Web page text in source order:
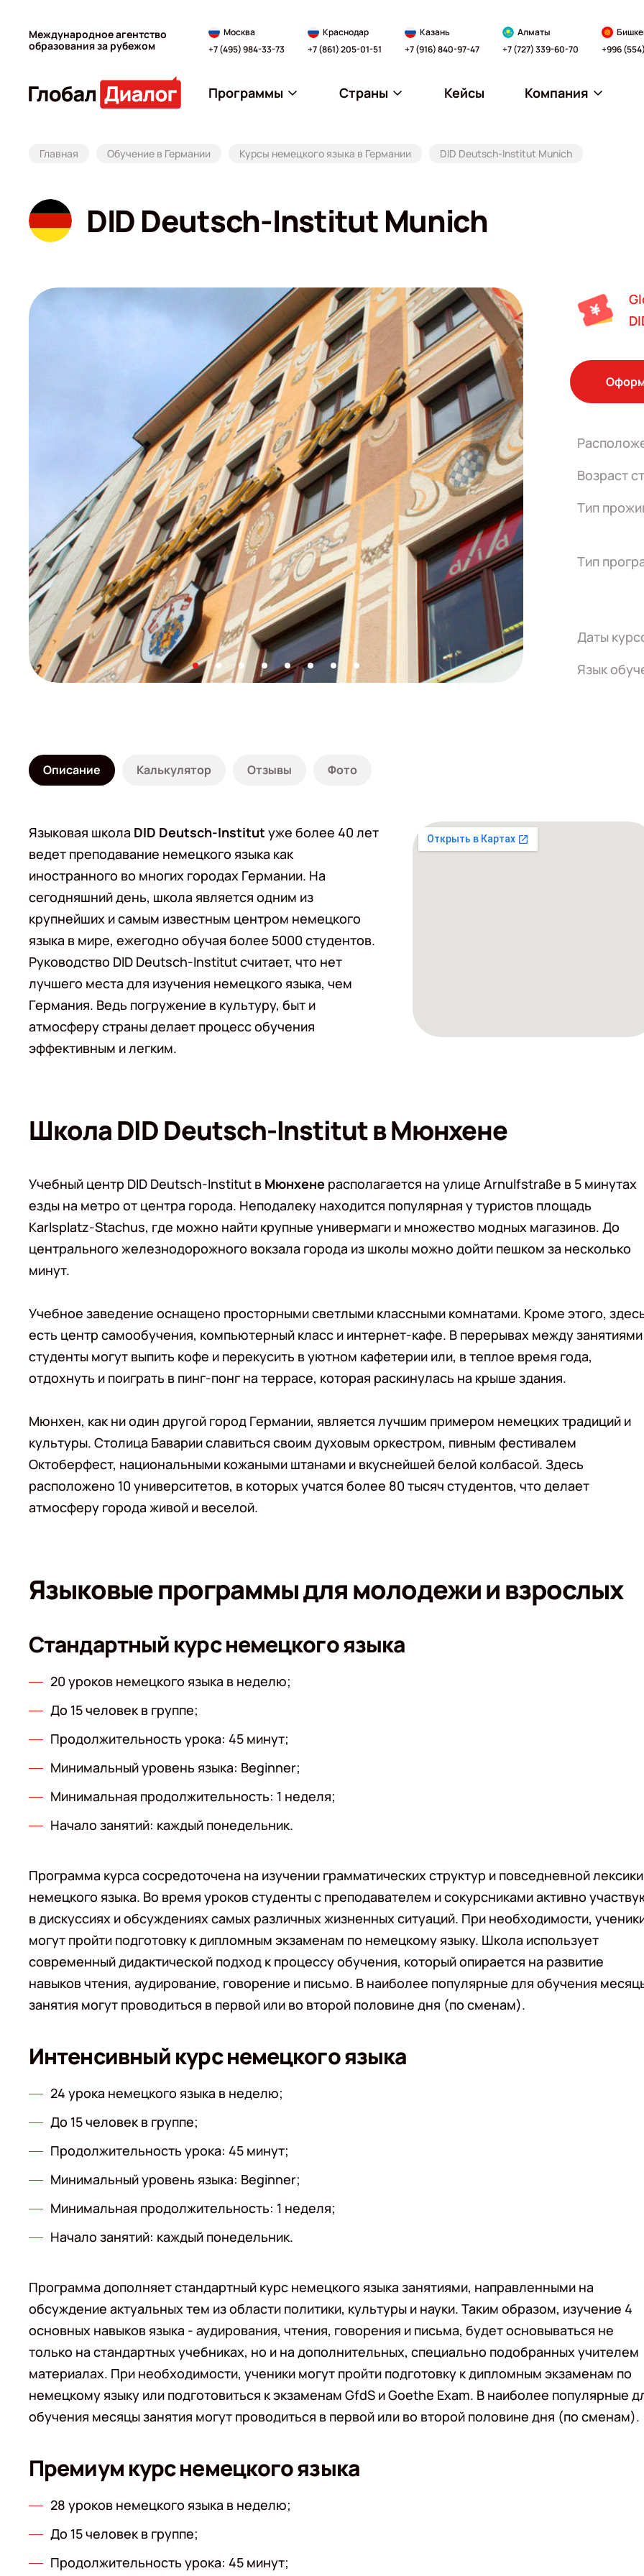
Международное агентство
образования за рубежом
Москва
+7 (495) 984-33-73
Краснодар
+7 (861) 205-01-51
Казань
+7 (916) 840-97-47
Алматы
+7 (727) 339-60-70
+996
Программы Страны Кейсы Компания
Главная Обучение в Германии Курсы немецкого языка в Германии DID Deutsch-Institut Munich
DID Deutsch-Institut Munich
Возраст
Тип
Тип
Даты
Язык
Описание Калькулятор Отзывы Фото
Языковая школа DID Deutsch-Institut уже более 40 лет
ведет преподавание немецкого языка как
иностранного во многих городах Германии. На
сегодняшний день, школа является одним из
крупнейших и самым известным центром немецкого
языка в мире, ежегодно обучая более 5000 студентов.
Руководство DID Deutsch-Institut считает, что нет
лучшего места для изучения немецкого языка, чем
Германия. Ведь погружение в культуру, быт и
атмосферу страны делает процесс обучения
эффективным и легким.
Школа DID Deutsch-Institut в Мюнхене
Учебный центр DID Deutsch-Institut в Мюнхене располагается на улице Arnulfstraße в 5 минутах
езды на метро от центра города. Неподалеку находится популярная у туристов площадь
Karlsplatz-Stachus, где можно найти крупные универмаги и множество модных магазинов. До
центрального железнодорожного вокзала города из школы можно дойти пешком за несколько
минут.
Учебное заведение оснащено просторными светлыми классными комнатами. Кроме этого,
есть центр самообучения, компьютерный класс и интернет-кафе. В перерывах между занятиями
студенты могут выпить кофе и перекусить в уютном кафетерии или, в теплое время года,
отдохнуть и поиграть в пинг-понг на террасе, которая раскинулась на крыше здания.
Мюнхен, как ни один другой город Германии, является лучшим примером немецких традиций и
культуры. Столица Баварии славиться своим духовым оркестром, пивным фестивалем
Октоберфест, национальными кожаными штанами и вкуснейшей белой колбасой. Здесь
расположено 10 университетов, в которых учатся более 80 тысяч студентов, что делает
атмосферу города живой и веселой.
Языковые программы для молодежи и взрослых
Стандартный курс немецкого языка
20 уроков немецкого языка в неделю;
До 15 человек в группе;
Продолжительность урока: 45 минут;
Минимальный уровень языка: Beginner;
Минимальная продолжительность: 1 неделя;
Начало занятий: каждый понедельник.
Программа курса сосредоточена на изучении грамматических структур и повседневной лексики
немецкого языка. Во время уроков студенты с преподавателем и сокурсниками активно
в дискуссиях и обсуждениях самых различных жизненных ситуаций. При необходимости,
могут пройти подготовку к дипломным экзаменам по немецкому языку. Школа использует
современный дидактической подход к процессу обучения, который опирается на развитие
навыков чтения, аудирование, говорение и письмо. В наиболее популярные для обучения
занятия могут проводиться в первой или во второй половине дня (по сменам).
Интенсивный курс немецкого языка
24 урока немецкого языка в неделю;
До 15 человек в группе;
Продолжительность урока: 45 минут;
Минимальный уровень языка: Beginner;
Минимальная продолжительность: 1 неделя;
Начало занятий: каждый понедельник.
Программа дополняет стандартный курс немецкого языка занятиями, направленными на
обсуждение актуальных тем из области политики, культуры и науки. Таким образом, изучение 4
основных навыков языка - аудирования, чтения, говорения и письма, будет основываться не
только на стандартных учебниках, но и на дополнительных, специально подобранных учителем
материалах. При необходимости, ученики могут пройти подготовку к дипломным экзаменам по
немецкому языку или подготовиться к экзаменам GfdS и Goethe Exam. В наиболее популярные
обучения месяцы занятия могут проводиться в первой или во второй половине дня (по сменам).
Премиум курс немецкого языка
28 уроков немецкого языка в неделю;
До 15 человек в группе;
Продолжительность урока: 45 минут;